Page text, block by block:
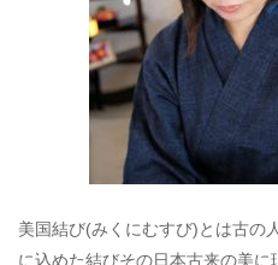
美国結び(みくにむすび)とは古の
に込めた結びその日本古来の美